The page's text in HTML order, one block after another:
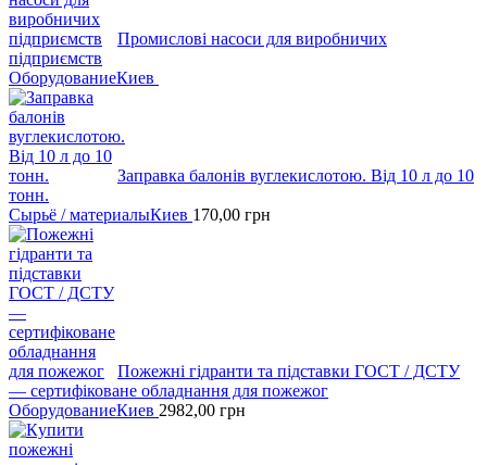
Промислові насоси для виробничих
підприємств
ОборудованиеКиев
Заправка балонів вуглекислотою. Від 10 л до 10
тонн.
Сырьё / материалыКиев 170,00 грн
Пожежні гідранти тa підставки ГОСТ / ДСТУ
— сертифіковане обладнання для пожежог
ОборудованиеКиев 2982,00 грн